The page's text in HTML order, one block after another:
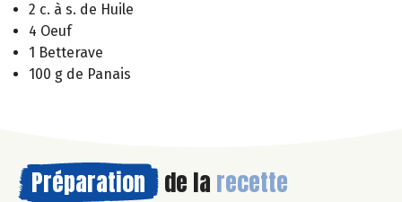
2 c. à s. de Huile
4 Oeuf
1 Betterave
100 g de Panais
Préparation de la recette